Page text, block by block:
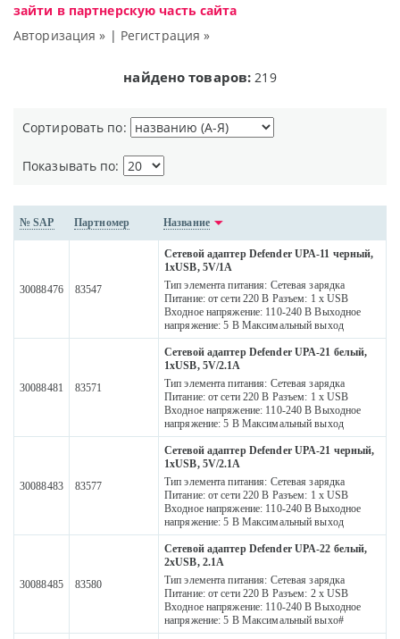
зайти в партнерскую часть сайта
Авторизация » | Регистрация »
найдено товаров: 219
Сортировать по:
Показывать по:
№ SAP Партномер Название
30088476 83547
Сетевой адаптер Defender UPA-11 черный,
1хUSB, 5V/1А
Тип элемента питания: Сетевая зарядка
Питание: от сети 220 В Разъем: 1 x USB
Входное напряжение: 110-240 В Выходное
напряжение: 5 В Максимальный выход
30088481 83571
Сетевой адаптер Defender UPA-21 белый,
1xUSB, 5V/2.1А
Тип элемента питания: Сетевая зарядка
Питание: от сети 220 В Разъем: 1 x USB
Входное напряжение: 110-240 В Выходное
напряжение: 5 В Максимальный выход
30088483 83577
Сетевой адаптер Defender UPA-21 черный,
1xUSB, 5V/2.1А
Тип элемента питания: Сетевая зарядка
Питание: от сети 220 В Разъем: 1 x USB
Входное напряжение: 110-240 В Выходное
напряжение: 5 В Максимальный выход
30088485 83580
Сетевой адаптер Defender UPA-22 белый,
2xUSB, 2.1А
Тип элемента питания: Сетевая зарядка
Питание: от сети 220 В Разъем: 2 х USB
Входное напряжение: 110-240 В Выходное
напряжение: 5 В Максимальный выхо#